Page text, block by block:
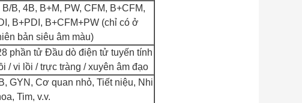
B/B, 4B, B+M, PW, CFM, B+CFM,
B+PDI, B+CFM+PW (chỉ có ở
bản siêu âm màu)
phần tử Đầu dò điện tử tuyến tính
/ vi lồi / trực tràng / xuyên âm đạo
GYN, Cơ quan nhỏ, Tiết niệu, Nhi
Tim, v.v.